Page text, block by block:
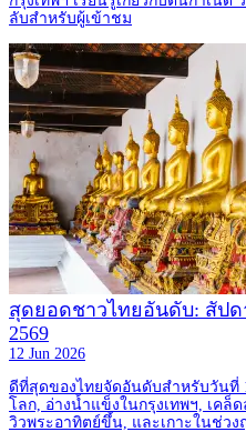
ลับสำหรับผู้เข้าชม
สุดยอดชาวไทยอันดับ: สัป
2569
12 Jun 2026
ดีที่สุดของไทยจัดอันดับสำหรับวันที่
โลก, อ่างน้ำแข็งในกรุงเทพฯ, เคล็
วิวพระอาทิตย์ขึ้น, และเกาะในช่วง